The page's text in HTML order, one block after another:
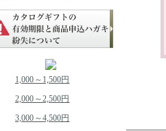
1,000～1,500円
2,000～2,500円
3,000～4,500円